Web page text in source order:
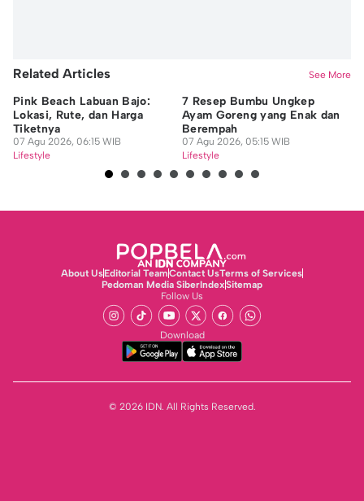
Related Articles See More
Pink Beach Labuan Bajo:
Lokasi, Rute, dan Harga
Tiketnya
07 Agu 2026, 06:15 WIB
Lifestyle
7 Resep Bumbu Ungkep
Ayam Goreng yang Enak dan
Berempah
07 Agu 2026, 05:15 WIB
Lifestyle
About UsEditorial TeamContact UsTerms of Services
Pedoman Media SiberIndexSitemap
Follow Us
Download
© 2026 IDN. All Rights Reserved.